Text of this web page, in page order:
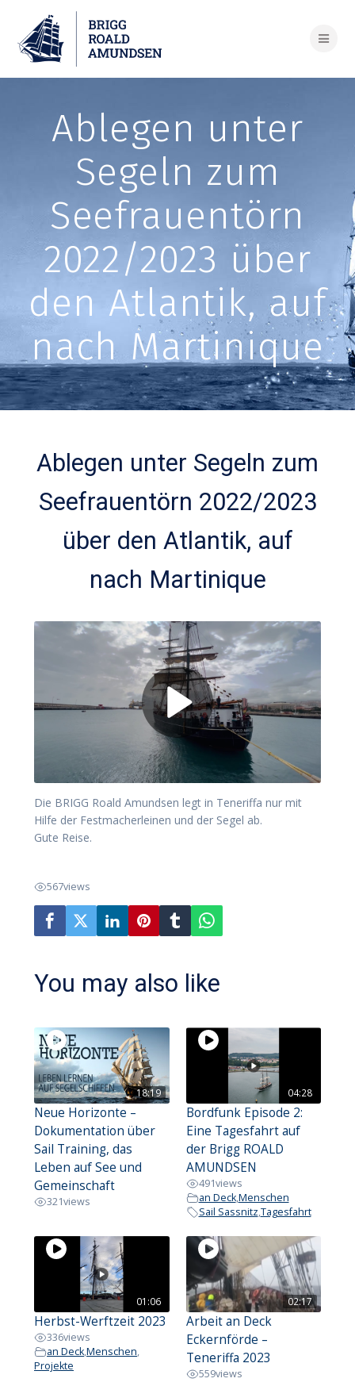
Ablegen unter
Segeln zum
Seefrauentörn
2022/2023 über
den Atlantik, auf
nach Martinique
Ablegen unter Segeln zum
Seefrauentörn 2022/2023
über den Atlantik, auf
nach Martinique
Die BRIGG Roald Amundsen legt in Teneriffa nur mit
Hilfe der Festmacherleinen und der Segel ab.
Gute Reise.
567views
You may also like
18:19
Neue Horizonte –
Dokumentation über
Sail Training, das
Leben auf See und
Gemeinschaft
321views
04:28
Bordfunk Episode 2:
Eine Tagesfahrt auf
der Brigg ROALD
AMUNDSEN
491views
an Deck,Menschen
Sail Sassnitz,Tagesfahrt
01:06
Herbst-Werftzeit 2023
336views
an Deck,Menschen,
Projekte
02:17
Arbeit an Deck
Eckernförde –
Teneriffa 2023
559views